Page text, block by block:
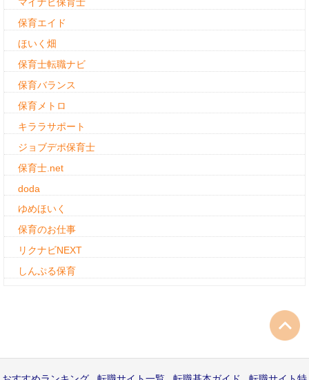
マイナビ保育士
保育エイド
ほいく畑
保育士転職ナビ
保育バランス
保育メトロ
キララサポート
ジョブデポ保育士
保育士.net
doda
ゆめほいく
保育のお仕事
リクナビNEXT
しんぷる保育